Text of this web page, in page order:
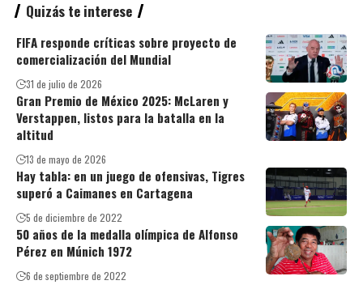
Quizás te interese
FIFA responde críticas sobre proyecto de
comercialización del Mundial
31 de julio de 2026
Gran Premio de México 2025: McLaren y
Verstappen, listos para la batalla en la
altitud
13 de mayo de 2026
Hay tabla: en un juego de ofensivas, Tigres
superó a Caimanes en Cartagena
5 de diciembre de 2022
50 años de la medalla olímpica de Alfonso
Pérez en Múnich 1972
6 de septiembre de 2022